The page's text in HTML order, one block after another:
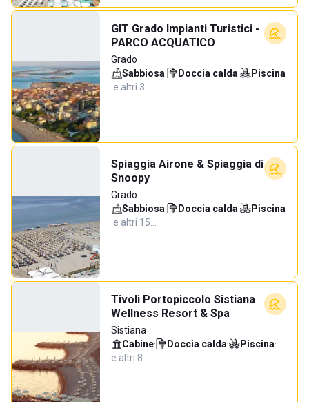
GIT Grado Impianti Turistici -
PARCO ACQUATICO
Grado
Sabbiosa· Doccia calda·
Piscina
·e altri 3…
Spiaggia Airone & Spiaggia di
Snoopy
Grado
Sabbiosa· Doccia calda·
Piscina
·e altri 15…
Tivoli Portopiccolo Sistiana
Wellness Resort & Spa
Sistiana
Cabine· Doccia calda· Piscina·
e altri 8…